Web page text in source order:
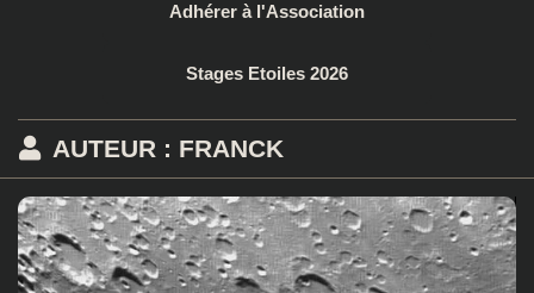
Adhérer à l'Association
Stages Etoiles 2026
AUTEUR : FRANCK